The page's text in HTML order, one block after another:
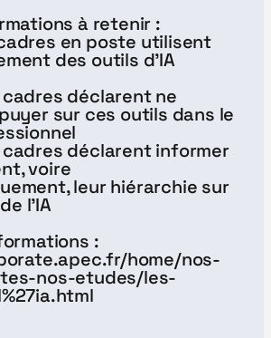
à retenir :
en poste utilisent
des outils d'IA
déclarent ne
sur ces outils dans le
cadres déclarent informer
voire
leur hiérarchie sur
l'IA
:
home/nos-
nos-etudes/les-